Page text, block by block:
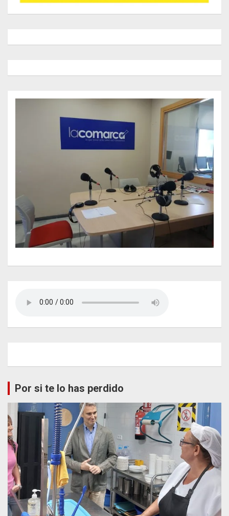
Por si te lo has perdido